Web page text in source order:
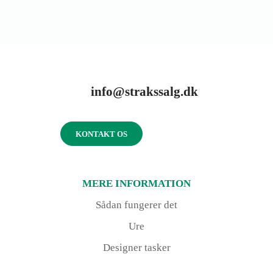
MERE INFORMATION
Sådan fungerer det
Ure
Designer tasker
info@strakssalg.dk
KONTAKT OS